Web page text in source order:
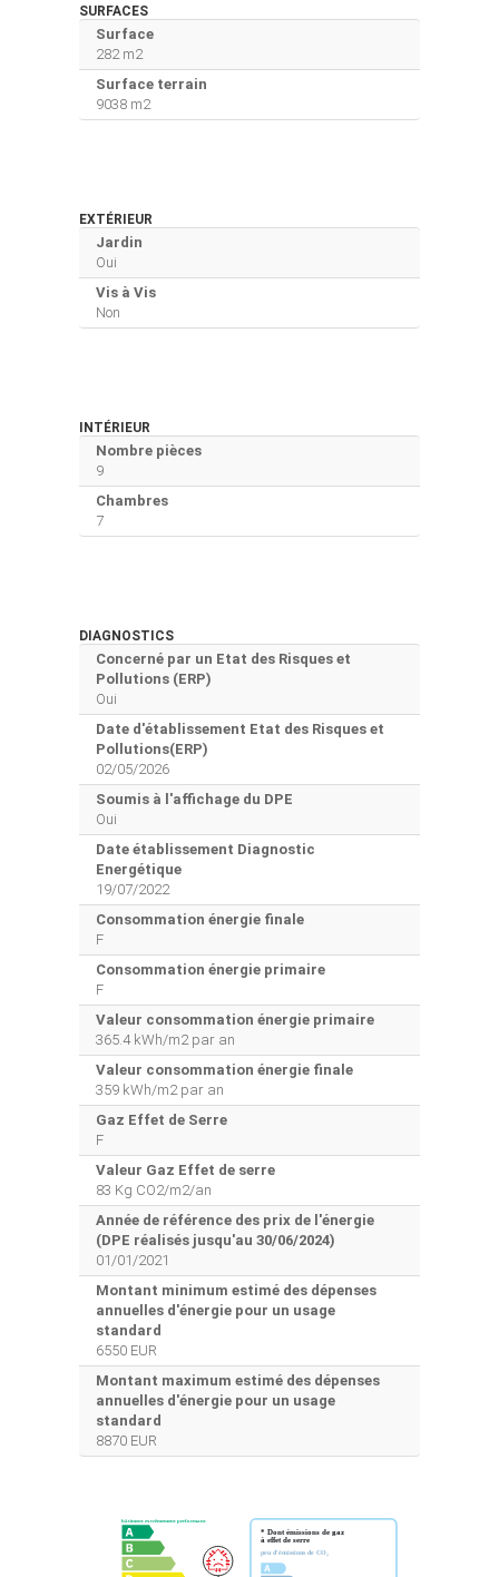
SURFACES
Surface
282 m2
Surface terrain
9038 m2
EXTÉRIEUR
Jardin
Oui
Vis à Vis
Non
INTÉRIEUR
Nombre pièces
9
Chambres
7
DIAGNOSTICS
Concerné par un Etat des Risques et
Pollutions (ERP)
Oui
Date d'établissement Etat des Risques et
Pollutions(ERP)
02/05/2026
Soumis à l'affichage du DPE
Oui
Date établissement Diagnostic
Energétique
19/07/2022
Consommation énergie finale
F
Consommation énergie primaire
F
Valeur consommation énergie primaire
365.4 kWh/m2 par an
Valeur consommation énergie finale
359 kWh/m2 par an
Gaz Effet de Serre
F
Valeur Gaz Effet de serre
83 Kg CO2/m2/an
Année de référence des prix de l'énergie
(DPE réalisés jusqu'au 30/06/2024)
01/01/2021
Montant minimum estimé des dépenses
annuelles d'énergie pour un usage
standard
6550 EUR
Montant maximum estimé des dépenses
annuelles d'énergie pour un usage
standard
8870 EUR